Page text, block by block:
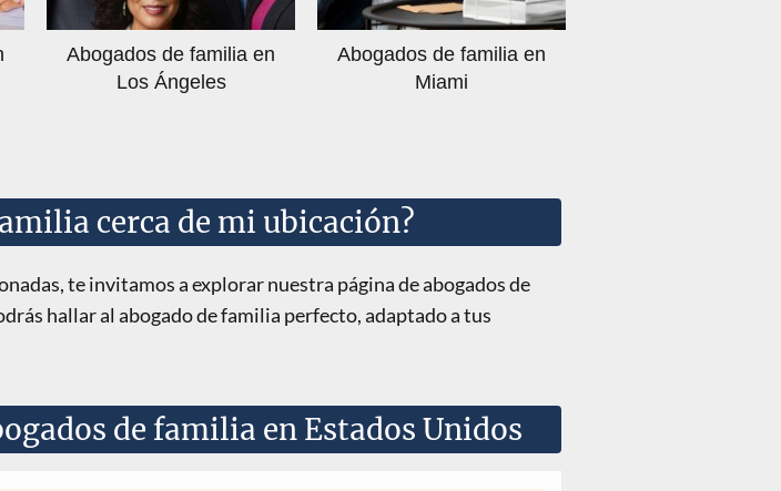
Abogados de familia en
Los Ángeles
Abogados de familia en
Miami
cerca de mi ubicación?
te invitamos a explorar nuestra página de abogados de
hallar al abogado de familia perfecto, adaptado a tus
de familia en Estados Unidos